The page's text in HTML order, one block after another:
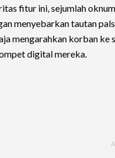
fitur ini, sejumlah
menyebarkan tautan
mengarahkan korban
digital mereka.